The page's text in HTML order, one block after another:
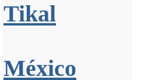
Tikal
México